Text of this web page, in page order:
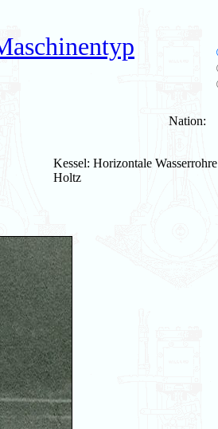
Nation:
Kessel: Horizontale Wasserrohre
Holtz